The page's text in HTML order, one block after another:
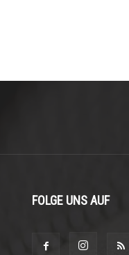
FOLGE UNS AUF